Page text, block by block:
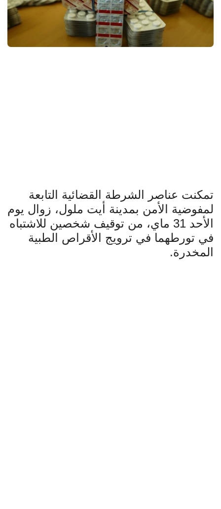
سياسة
ثقافة وفن
English العربية Français
تمكنت عناصر الشرطة القضائية التابعة
لمفوضية الأمن بمدينة أيت ملول، زوال يوم
الأحد 31 ماي، من توقيف شخصين للاشتباه
في تورطهما في ترويج الأقراص الطبية
المخدرة.